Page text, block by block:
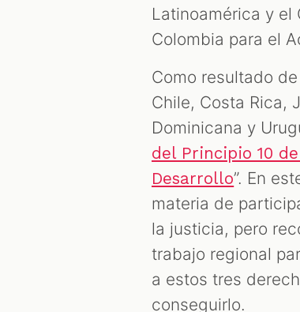
Latinoamérica y el
Colombia para el
Como resultado
Chile, Costa Rica,
Dominicana y
del Principio 10
Desarrollo”. En
materia de
la justicia, pero
trabajo regional
a estos tres
conseguirlo.